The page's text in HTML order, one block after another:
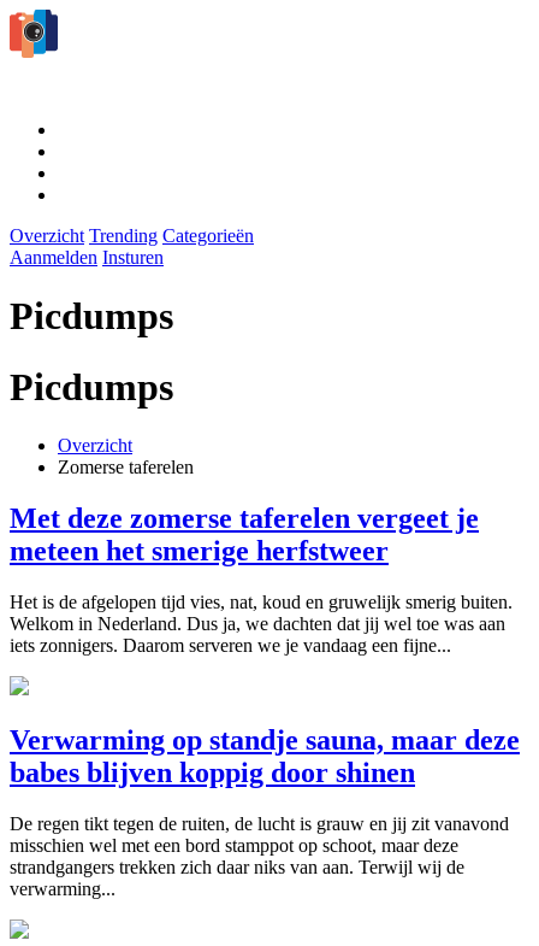
Overzicht Trending Categorieën
Aanmelden Insturen
Picdumps
Picdumps
Overzicht
Zomerse taferelen
Met deze zomerse taferelen vergeet je
meteen het smerige herfstweer
Het is de afgelopen tijd vies, nat, koud en gruwelijk smerig buiten.
Welkom in Nederland. Dus ja, we dachten dat jij wel toe was aan
iets zonnigers. Daarom serveren we je vandaag een fijne...
Verwarming op standje sauna, maar deze
babes blijven koppig door shinen
De regen tikt tegen de ruiten, de lucht is grauw en jij zit vanavond
misschien wel met een bord stamppot op schoot, maar deze
strandgangers trekken zich daar niks van aan. Terwijl wij de
verwarming...